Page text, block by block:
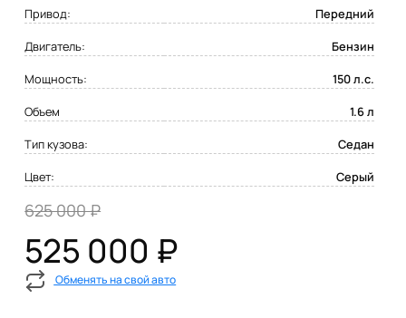
Привод:
Передний
Двигатель:
Бензин
Мощность:
150 л.с.
Объем
1.6 л
Тип кузова:
Седан
Цвет:
Серый
625 000 ₽
525 000 ₽
Обменять на свой авто